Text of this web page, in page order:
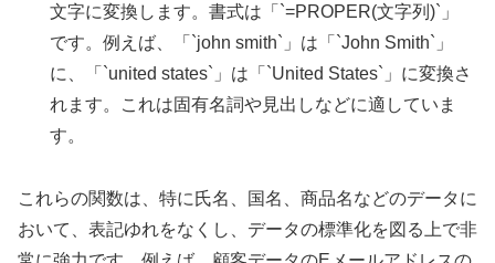
文字に変換します。書式は「`=PROPER(文字列)`」
です。例えば、「`john smith`」は「`John Smith`」
に、「`united states`」は「`United States`」に変換さ
れます。これは固有名詞や見出しなどに適していま
す。
これらの関数は、特に氏名、国名、商品名などのデータに
おいて、表記ゆれをなくし、データの標準化を図る上で非